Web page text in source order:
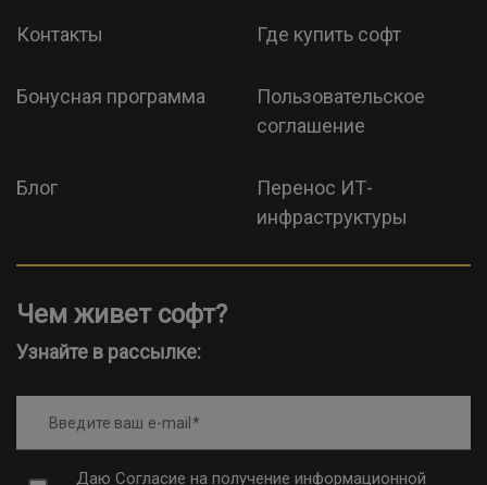
Контакты Где купить софт
Бонусная программа
Пользовательское
соглашение
Блог
Перенос ИТ-
инфраструктуры
Чем живет софт?
Узнайте в рассылке:
Введите ваш e-mail
Даю Согласие на получение информационной